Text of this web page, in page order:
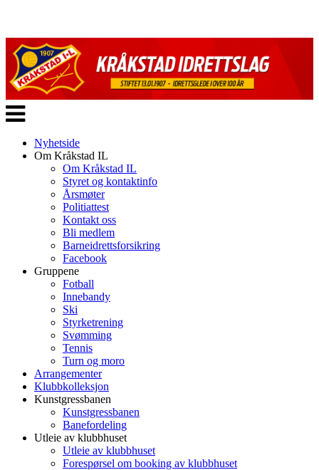
Veksle
navigasjon
Nyhetside
Om Kråkstad IL
Om Kråkstad IL
Styret og kontaktinfo
Årsmøter
Politiattest
Kontakt oss
Bli medlem
Barneidrettsforsikring
Facebook
Gruppene
Fotball
Innebandy
Ski
Styrketrening
Svømming
Tennis
Turn og moro
Arrangementer
Klubbkolleksjon
Kunstgressbanen
Kunstgressbanen
Banefordeling
Utleie av klubbhuset
Utleie av klubbhuset
Forespørsel om booking av klubbhuset